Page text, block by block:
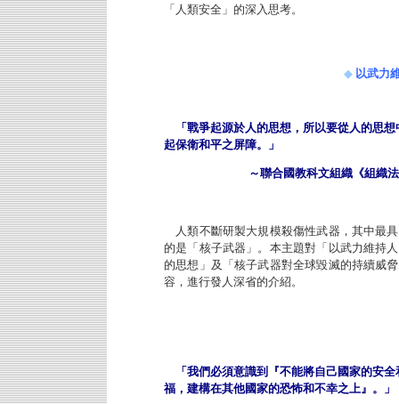
「人類安全」的深入思考。
◆ 以武力
「戰爭起源於人的思想，所以要從人的思想
起保衛和平之屏障。」
～聯合國教科文組織《組織
人類不斷研製大規模殺傷性武器，其中最
的是「核子武器」。本主題對「以武力維持
的思想」及「核子武器對全球毀滅的持續威
容，進行發人深省的介紹。
「我們必須意識到『不能將自己國家的安全
福，建構在其他國家的恐怖和不幸之上』。」